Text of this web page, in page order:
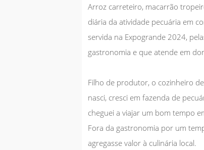
Arroz carreteiro, macarrão
diária da atividade pecuária em
servida na Expogrande 2024,
gastronomia e que atende em
Filho de produtor, o cozinheiro
nasci, cresci em fazenda de
cheguei a viajar um bom tempo
Fora da gastronomia por um
agregasse valor à culinária local.